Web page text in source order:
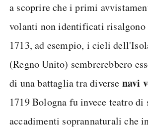
a scoprire che i primi
volanti non identificati risalgono
1713, ad esempio, i cieli
(Regno Unito) sembrerebbero
di una battaglia tra diverse navi
1719 Bologna fu invece teatro di
accadimenti soprannaturali che